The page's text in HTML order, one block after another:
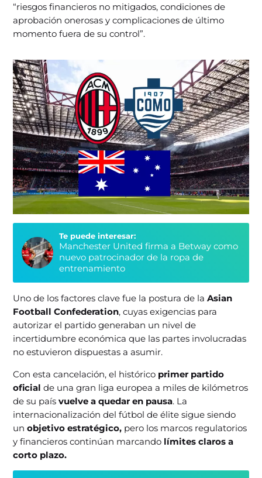
“riesgos financieros no mitigados, condiciones de
aprobación onerosas y complicaciones de último
momento fuera de su control”.
Te puede interesar:
Manchester United firma a Betway como
nuevo patrocinador de la ropa de
entrenamiento
Uno de los factores clave fue la postura de laAsian
Football Confederation, cuyas exigencias para
autorizar el partido generaban un nivel de
incertidumbre económica que las partes involucradas
no estuvieron dispuestas a asumir.
Con esta cancelación, el histórico primer partido
oficialde una gran liga europea a miles de kilómetros
de su paísvuelve a quedar en pausa. La
internacionalización del fútbol de élite sigue siendo
unobjetivo estratégico, pero los marcos regulatorios
y financieros continúan marcando límites claros a
corto plazo.